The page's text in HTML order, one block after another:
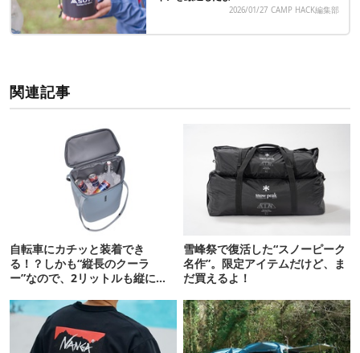
2026/01/27 CAMP HACK編集部
関連記事
自転車にカチッと装着でき
る！？しかも“縦長のクーラ
ー”なので、2リットルも縦に入
雪峰祭で復活した“スノーピーク
名作”。限定アイテムだけど、ま
だ買えるよ！